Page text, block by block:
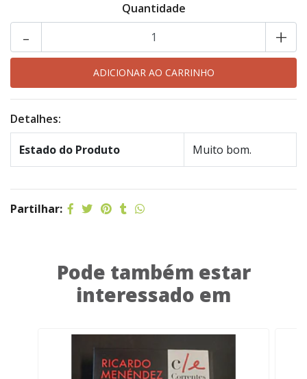
Quantidade
+
-
Detalhes:
Estado do Produto Muito bom.
Partilhar:
Pode também estar
interessado em